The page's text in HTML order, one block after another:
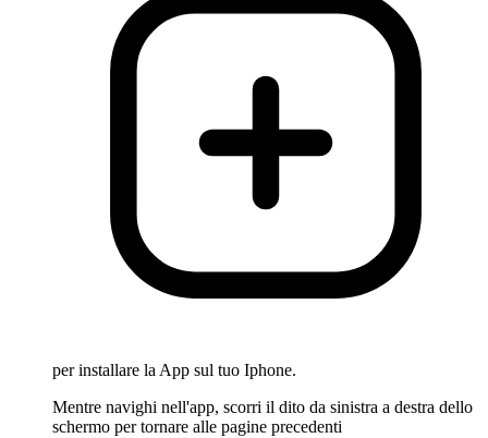
per installare la App sul tuo Iphone.
Mentre navighi nell'app, scorri il dito da sinistra a destra dello
schermo per tornare alle pagine precedenti